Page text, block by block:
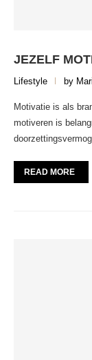
JEZELF
Lifestyle by
Motivatie is als
motiveren is
READ MORE